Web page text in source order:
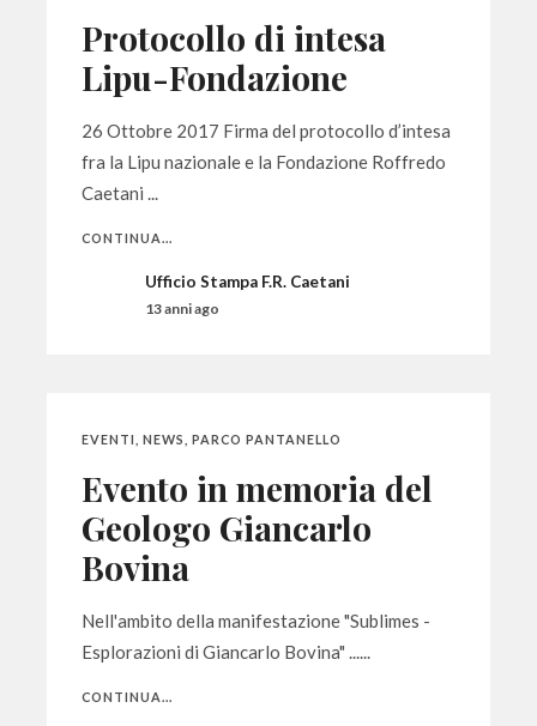
Protocollo di intesa
Lipu-Fondazione
26 Ottobre 2017 Firma del protocollo d’intesa
fra la Lipu nazionale e la Fondazione Roffredo
Caetani ...
CONTINUA...
Ufficio Stampa F.R. Caetani
13 anni ago
EVENTI NEWS PARCO PANTANELLO
Evento in memoria del
Geologo Giancarlo
Bovina
Nell'ambito della manifestazione "Sublimes -
Esplorazioni di Giancarlo Bovina" ......
CONTINUA...